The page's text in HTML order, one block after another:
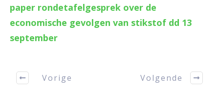
paper rondetafelgesprek over de
economische gevolgen van stikstof dd 13
september
Vorige Volgende